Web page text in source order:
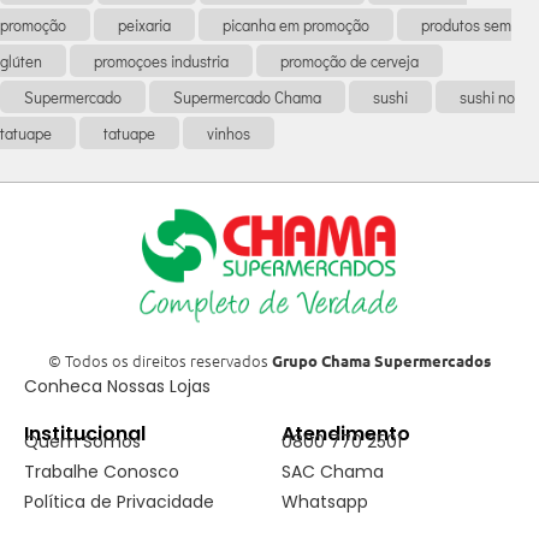
promoção
peixaria picanha em promoção
produtos sem
glúten
promoçoes industria
promoção de cerveja
Supermercado
Supermercado Chama sushi
sushi no
tatuape
tatuape vinhos
© Todos os direitos reservados Grupo Chama Supermercados
Conheca Nossas Lojas
Institucional
Quem Somos
Trabalhe Conosco
Política de Privacidade
Atendimento
0800 770 2501
SAC Chama
Whatsapp